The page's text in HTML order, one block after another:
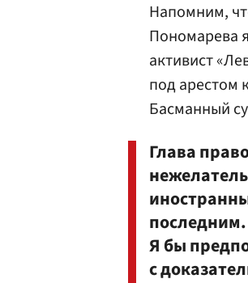
Напомним,
Пономарева
активист
под арестом
Басманный
Глава
Я бы
с